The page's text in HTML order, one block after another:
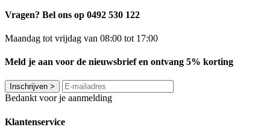
Vragen? Bel ons op 0492 530 122
Maandag tot vrijdag van 08:00 tot 17:00
Meld je aan voor de nieuwsbrief en ontvang 5% korting
Inschrijven >
Bedankt voor je aanmelding
Klantenservice